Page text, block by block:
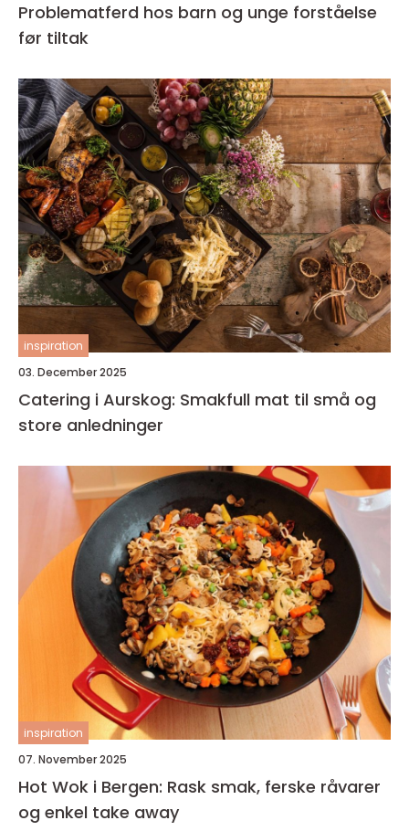
Problematferd hos barn og unge forståelse
før tiltak
inspiration
03. December 2025
Catering i Aurskog: Smakfull mat til små og
store anledninger
inspiration
07. November 2025
Hot Wok i Bergen: Rask smak, ferske råvarer
og enkel take away